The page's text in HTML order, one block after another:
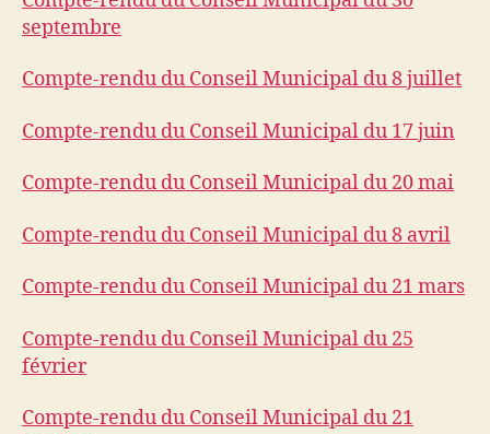
septembre
Compte-rendu du Conseil Municipal du 8 juillet
Compte-rendu du Conseil Municipal du 17 juin
Compte-rendu du Conseil Municipal du 20 mai
Compte-rendu du Conseil Municipal du 8 avril
Compte-rendu du Conseil Municipal du 21 mars
Compte-rendu du Conseil Municipal du 25
février
Compte-rendu du Conseil Municipal du 21